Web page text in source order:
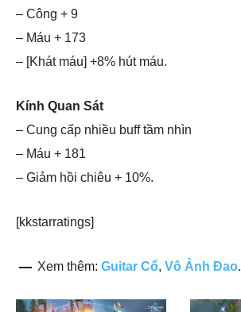
– Công + 9
– Máu + 173
– [Khát máu] +8% hút máu.
Kính Quan Sát
– Cung cấp nhiều buff tầm nhìn
– Máu + 181
– Giảm hồi chiêu + 10%.
[kkstarratings]
Xem thêm: Guitar Cổ, Vô Ảnh Đao.